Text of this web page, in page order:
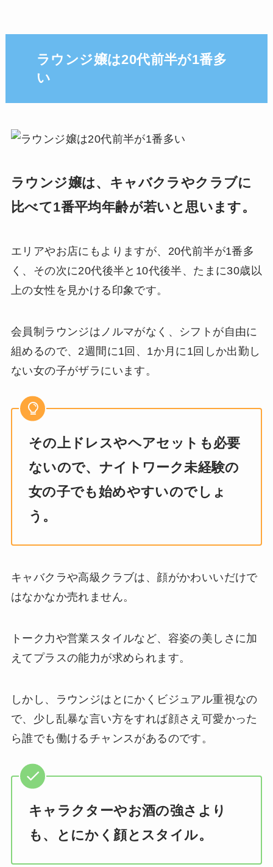
ラウンジ嬢は20代前半が1番多
い
ラウンジ嬢は、キャバクラやクラブに
比べて1番平均年齢が若いと思います。
エリアやお店にもよりますが、20代前半が1番多
く、その次に20代後半と10代後半、たまに30歳以
上の女性を見かける印象です。
会員制ラウンジはノルマがなく、シフトが自由に
組めるので、2週間に1回、1か月に1回しか出勤し
ない女の子がザラにいます。
その上ドレスやヘアセットも必要
ないので、ナイトワーク未経験の
女の子でも始めやすいのでしょ
う。
キャバクラや高級クラブは、顔がかわいいだけで
はなかなか売れません。
トーク力や営業スタイルなど、容姿の美しさに加
えてプラスの能力が求められます。
しかし、ラウンジはとにかくビジュアル重視なの
で、少し乱暴な言い方をすれば顔さえ可愛かった
ら誰でも働けるチャンスがあるのです。
キャラクターやお酒の強さより
も、とにかく顔とスタイル。